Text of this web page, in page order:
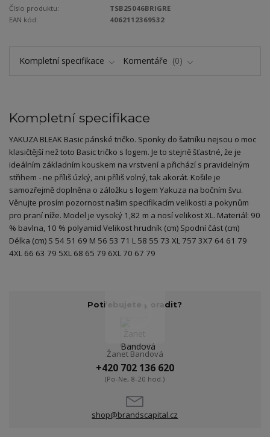
Číslo produktu:
TSB25046BRIGRE
EAN kód:
4062112369532
Kompletní specifikace Komentáře 0
Kompletní specifikace
YAKUZA BLEAK Basic pánské tričko. Sponky do šatníku nejsou o moc
klasičtější než toto Basic tričko s logem. Je to stejně šťastné, že je
ideálním základním kouskem na vrstvení a přichází s pravidelným
střihem - ne příliš úzký, ani příliš volný, tak akorát. Košile je
samozřejmě doplněna o záložku s logem Yakuza na bočním švu.
Věnujte prosím pozornost našim specifikacím velikosti a pokynům
pro praní níže. Model je vysoký 1,82 m a nosí velikost XL. Materiál: 90
% bavlna, 10 % polyamid Velikost hrudník (cm) Spodní část (cm)
Délka (cm) S 54 51 69 M 56 53 71 L 58 55 73 XL 757 3X7 64 61 79
4XL 66 63 79 5XL 68 65 79 6XL 70 67 79
Potřebujete poradit?
Žanet Bandová
+420 702 136 620
(Po-Ne, 8-20 hod.)
shop@brandscapital.cz